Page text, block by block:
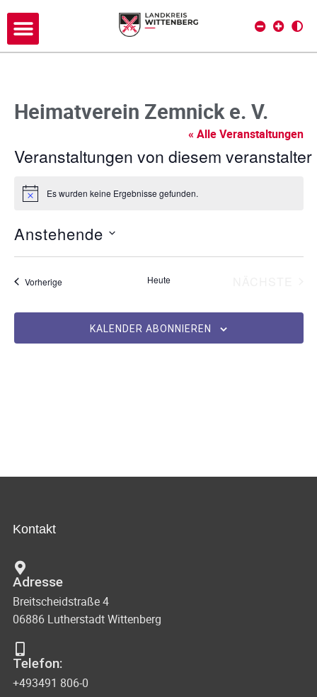
Heimatverein Zemnick e. V.
« Alle Veranstaltungen
Veranstaltungen von diesem veranstalter
H
w
e
i
Es wurden keine Ergebnisse gefunden.
Anstehende
t
m
VorherigeVeranstaltungen Heute
KALENDER ABONNIEREN
Kontakt
Adresse
Breitscheidstraße 4
06886 Lutherstadt Wittenberg
Telefon:
+493491 806-0